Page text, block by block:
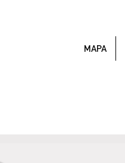
MAPA